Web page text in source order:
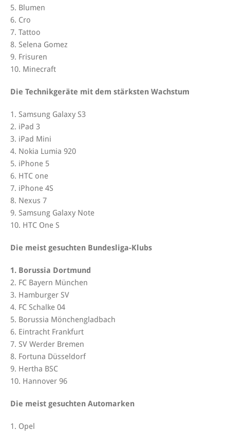
5. Blumen
6. Cro
7. Tattoo
8. Selena Gomez
9. Frisuren
10. Minecraft
Die Technikgeräte mit dem stärksten Wachstum
1. Samsung Galaxy S3
2. iPad 3
3. iPad Mini
4. Nokia Lumia 920
5. iPhone 5
6. HTC one
7. iPhone 4S
8. Nexus 7
9. Samsung Galaxy Note
10. HTC One S
Die meist gesuchten Bundesliga-Klubs
1. Borussia Dortmund
2. FC Bayern München
3. Hamburger SV
4. FC Schalke 04
5. Borussia Mönchengladbach
6. Eintracht Frankfurt
7. SV Werder Bremen
8. Fortuna Düsseldorf
9. Hertha BSC
10. Hannover 96
Die meist gesuchten Automarken
1. Opel